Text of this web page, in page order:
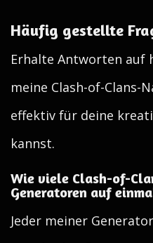
Häufig gestellte
Erhalte Antworten auf
meine Clash-of-Clans-
effektiv für deine
kannst.
Wie viele Clash-of-
Generatoren auf
Jeder meiner